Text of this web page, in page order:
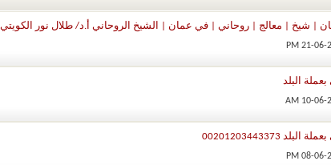
| شيخ | معالج | روحاني | في عمان | الشيخ الروحاني أ.د/ طلال نور الكويتي
البلد
00201203443373